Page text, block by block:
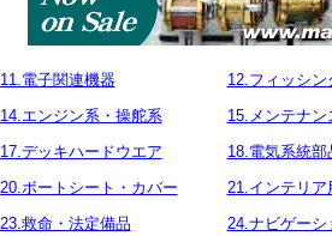
11.電子関連機器
12.フィッシン
14.エンジン系・操舵系
15.メンテナン
17.デッキハードウエア
18.電気系統部
20.ボートシート・カバー
21.インテリア
23.救命・法定備品
24.ナビゲーシ